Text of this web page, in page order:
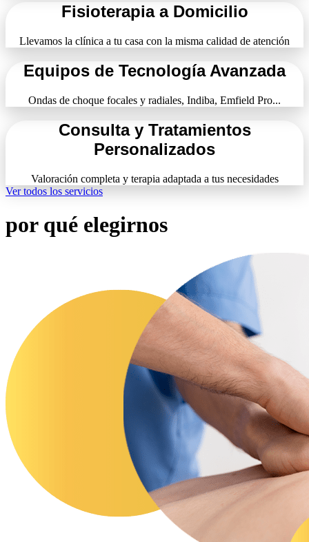
Fisioterapia a Domicilio
Llevamos la clínica a tu casa con la misma calidad de atención
Equipos de Tecnología Avanzada
Ondas de choque focales y radiales, Indiba, Emfield Pro...
Consulta y Tratamientos
Personalizados
Valoración completa y terapia adaptada a tus necesidades
Ver todos los servicios
por qué elegirnos